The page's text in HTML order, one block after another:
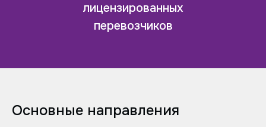
лицензированных
перевозчиков
Основные направления